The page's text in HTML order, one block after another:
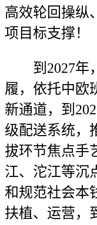
高效轮回操纵
项目标支撑！
到2027年，
履，依托中欧
新通道，到
级配送系统，
拔环节焦点手
江、沱江等沉
和规范社会本
扶植、运营，